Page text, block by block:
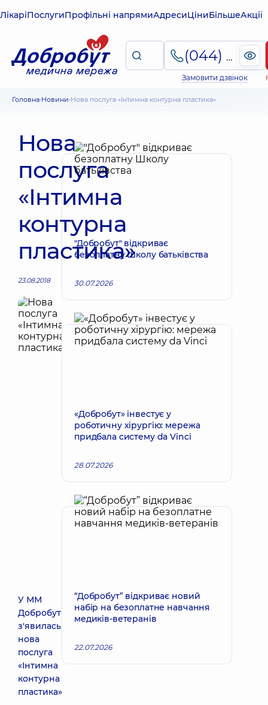
ЛікаріПослугиПрофільні напрямиАдресиЦіниБільшеАкції
(044) 495-2-888
Замовити дзвінок
Головна Новини Нова послуга «Інтимна контурна пластика»
Нова
послуга
«Інтимна
контурна
пластика»
23.08.2018
У ММ
Добробут
з'явилась
нова
послуга
«Інтимна
контурна
пластика»
"Добробут" відкриває
безоплатну Школу батьківства
30.07.2026
«Добробут» інвестує у
роботичну хірургію: мережа
придбала систему da Vinci
28.07.2026
“Добробут” відкриває новий
набір на безоплатне навчання
медиків-ветеранів
22.07.2026